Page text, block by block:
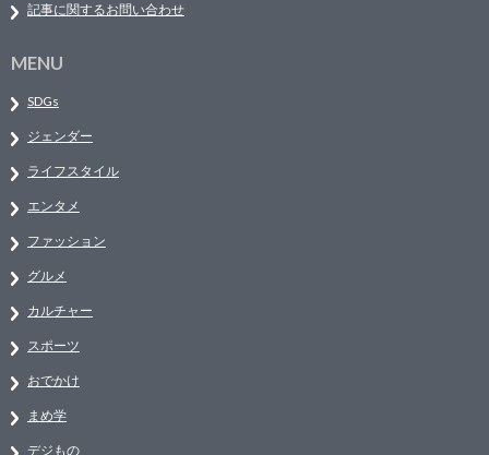
記事に関するお問い合わせ
MENU
SDGs
ジェンダー
ライフスタイル
エンタメ
ファッション
グルメ
カルチャー
スポーツ
おでかけ
まめ学
デジもの